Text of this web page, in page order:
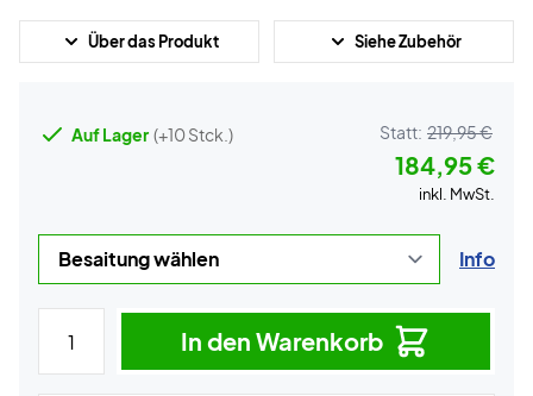
Über das Produkt Siehe Zubehör
Auf Lager (+10 Stck.) Statt: 219,95 €
184,95 €
inkl. MwSt.
Info
In den Warenkorb